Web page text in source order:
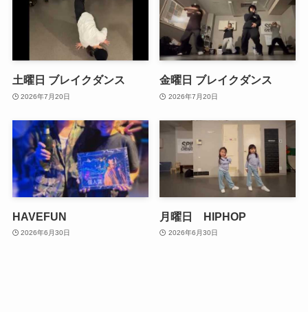
土曜日 ブレイクダンス
2026年7月20日
金曜日 ブレイクダンス
2026年7月20日
HAVEFUN
2026年6月30日
月曜日 HIPHOP
2026年6月30日